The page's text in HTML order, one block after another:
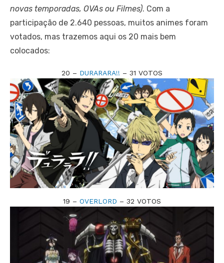
novas temporadas, OVAs ou Filmes). Com a
participação de 2.640 pessoas, muitos animes foram
votados, mas trazemos aqui os 20 mais bem
colocados:
20 – DURARARA!! – 31 VOTOS
19 – OVERLORD – 32 VOTOS